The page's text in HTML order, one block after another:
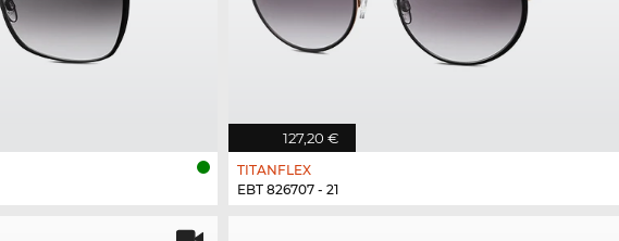
127,20 €
TITANFLEX
EBT 826707 - 21